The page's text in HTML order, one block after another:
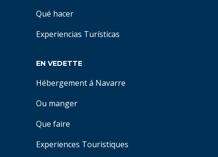
Qué hacer
Experiencias Turísticas
EN VEDETTE
Hébergement á Navarre
Ou manger
Que faire
Experiences Touristiques